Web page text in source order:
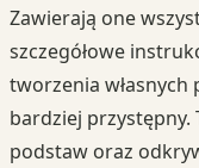
Zawierają one
szczegółowe
tworzenia własnych
bardziej przystępny.
podstaw oraz